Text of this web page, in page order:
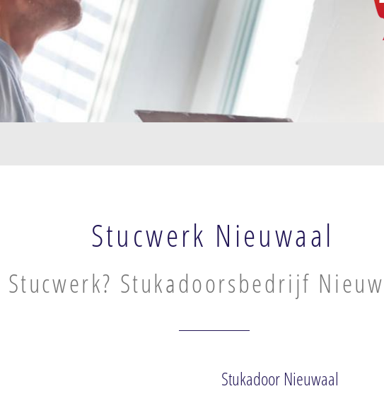
Stucwerk Nieuwaal
Stucwerk? Stukadoorsbedrijf
Stukadoor Nieuwaal